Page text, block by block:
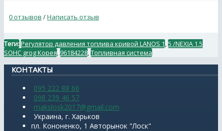
0 отзывов /Написать отзыв
Теги:Регулятор давления топлива кривой LANOS 1 5 /NEXIA 1.5
SOHC grog Корея 96184228 Топливная система
КОНТАКТЫ
095 222 88 66
098 239 46 57
makslosk2017@gmail.com
Украина, г. Харьков
пл. Кононенко, 1 Авторынок "Лоск"